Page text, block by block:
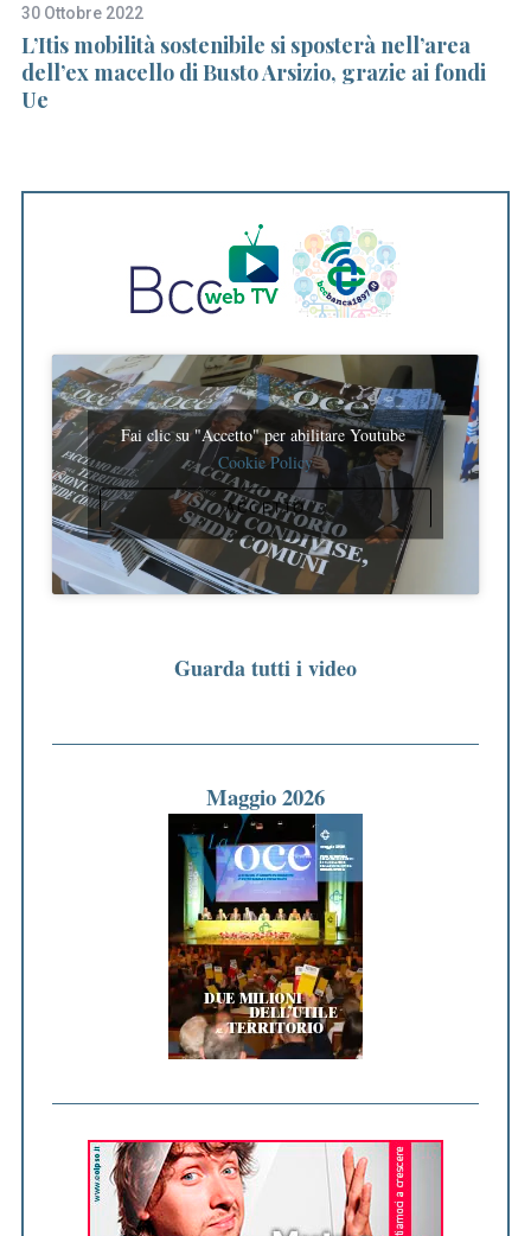
30 Ottobre 2022
L’Itis mobilità sostenibile si sposterà nell’area
dell’ex macello di Busto Arsizio, grazie ai fondi
Ue
Fai clic su "Accetto" per abilitare Youtube
Cookie Policy
ACCETTO
Guarda tutti i video
Maggio 2026